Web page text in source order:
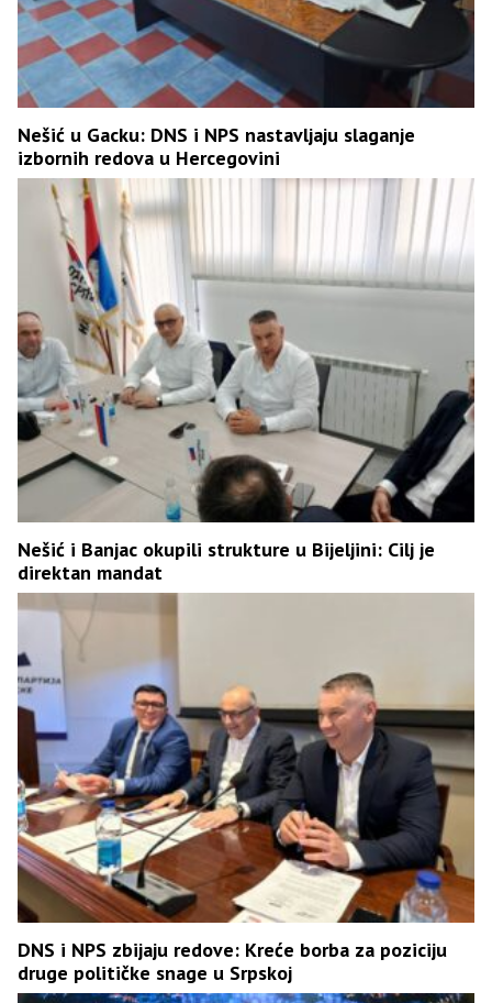
Nešić u Gacku: DNS i NPS nastavljaju slaganje
izbornih redova u Hercegovini
Nešić i Banjac okupili strukture u Bijeljini: Cilj je
direktan mandat
DNS i NPS zbijaju redove: Kreće borba za poziciju
druge političke snage u Srpskoj